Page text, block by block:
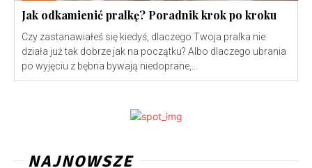
Jak odkamienić pralkę? Poradnik krok po kroku
Czy zastanawiałeś się kiedyś, dlaczego Twoja pralka nie
działa już tak dobrze jak na początku? Albo dlaczego ubrania
po wyjęciu z bębna bywają niedoprane,...
NAJNOWSZE